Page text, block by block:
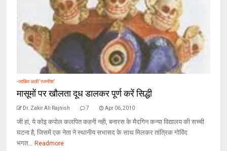
-जाकिर अली ‘रजनीश’
मासूमों पर खौलता दूध डालकर पूर्ण करें सिद्धी
Dr. Zakir Ali Rajnish 7 Apr 06, 2010
जी हां, ये कोइ कपोल कलपित कहनी नही, बनारस के मैदगिन कन्या विद्यालय की सच्ची
घटना है, जिसमें एक नेता ने स्थानीय सभासद के साथ मिलकर तांत्रिक गोविंद
भगत... Readmore